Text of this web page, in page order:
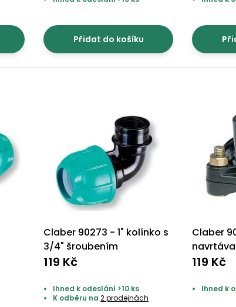
Přidat do košíku
Claber 90273 - 1" kolínko s
3/4" šroubením
119 Kč
Ihned k odeslání >10 ks
K odběru na2 prodejnách
Claber
balení
119 Kč
Ihned k